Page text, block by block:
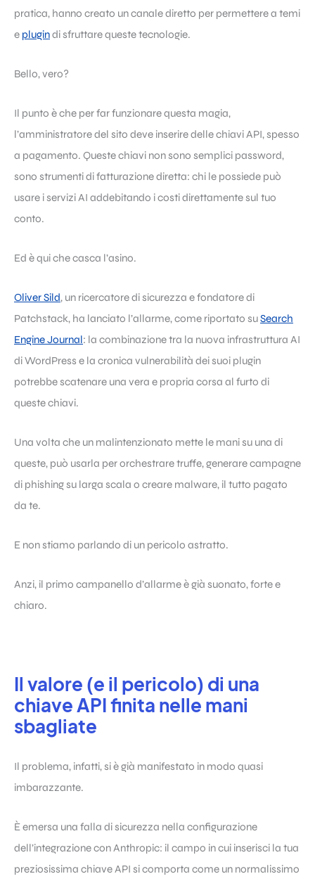
pratica, hanno creato un canale diretto per permettere a temi
e plugindi sfruttare queste tecnologie.
Bello, vero?
Il punto è che per far funzionare questa magia,
l’amministratore del sito deve inserire delle chiavi API, spesso
a pagamento. Queste chiavi non sono semplici password,
sono strumenti di fatturazione diretta: chi le possiede può
usare i servizi AI addebitando i costi direttamente sul tuo
conto.
Ed è qui che casca l’asino.
Oliver Sild, un ricercatore di sicurezza e fondatore di
Patchstack, ha lanciato l’allarme, come riportato suSearch
Engine Journal: la combinazione tra la nuova infrastruttura AI
di WordPress e la cronica vulnerabilità dei suoi plugin
potrebbe scatenare una vera e propria corsa al furto di
queste chiavi.
Una volta che un malintenzionato mette le mani su una di
queste, può usarla per orchestrare truffe, generare campagne
di phishing su larga scala o creare malware, il tutto pagato
da te.
E non stiamo parlando di un pericolo astratto.
Anzi, il primo campanello d’allarme è già suonato, forte e
chiaro.
Il valore (e il pericolo) di una
chiave API finita nelle mani
sbagliate
Il problema, infatti, si è già manifestato in modo quasi
imbarazzante.
È emersa una falla di sicurezza nella configurazione
dell’integrazione con Anthropic: il campo in cui inserisci la tua
preziosissima chiave API si comporta come un normalissimo